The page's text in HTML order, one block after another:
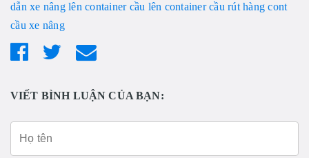
dẫn xe nâng lên container cầu lên container cầu rút hàng cont
cầu xe nâng
VIẾT BÌNH LUẬN CỦA BẠN: